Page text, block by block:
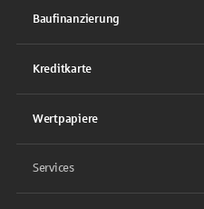
Baufinanzierung
Kreditkarte
Wertpapiere
Services